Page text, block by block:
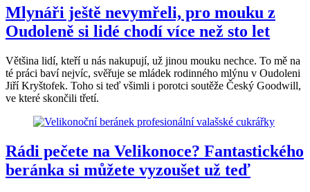
Mlynáři ještě nevymřeli, pro mouku z
Oudoleně si lidé chodí více než sto let
Většina lidí, kteří u nás nakupují, už jinou mouku nechce. To mě na
té práci baví nejvíc, svěřuje se mládek rodinného mlýnu v Oudoleni
Jiří Kryštofek. Toho si teď všimli i porotci soutěže Český Goodwill,
ve které skončili třetí.
Rádi pečete na Velikonoce? Fantastického
beránka si můžete vyzoušet už teď